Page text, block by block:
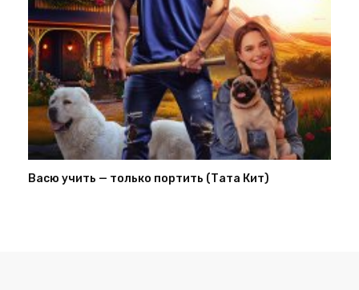
Васю учить — только портить (Тата Кит)